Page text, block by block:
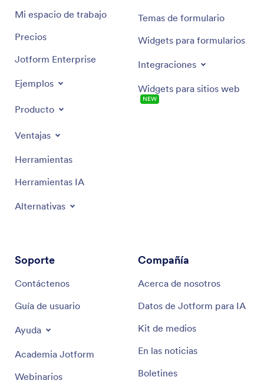
Mi espacio de trabajo
Precios
Jotform Enterprise
Ejemplos
Producto
Ventajas
Herramientas
Herramientas IA
Alternativas
Temas de formulario
Widgets para formularios
Integraciones
Widgets para sitios web
NEW
Soporte
Contáctenos
Guía de usuario
Ayuda
Academia Jotform
Webinarios
Compañía
Acerca de nosotros
Datos de Jotform para IA
Kit de medios
En las noticias
Boletines